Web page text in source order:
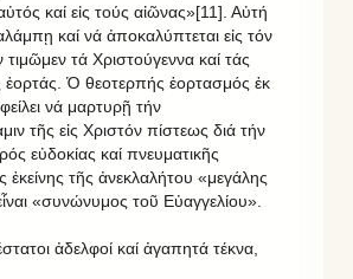
καί εἰς τούς αἰῶνας»[11]. Αὐτή
καί νά ἀποκαλύπτεται εἰς τόν
τά Χριστούγεννα καί τάς
ἑορτάς. Ὁ θεοτερπής ἑορτασμός ἐκ
νά μαρτυρῇ τήν
τῆς εἰς Χριστόν πίστεως διά τήν
εὐδοκίας καί πνευματικῆς
τῆς ἀνεκλαλήτου «μεγάλης
«συνώνυμος τοῦ Εὐαγγελίου».
ἀδελφοί καί ἀγαπητά τέκνα,